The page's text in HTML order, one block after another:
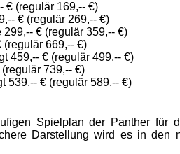
€ (regulär 169,-- €)
€ (regulär 269,-- €)
€ (regulär 359,-- €)
(regulär 669,-- €)
459,-- € (regulär 499,-- €)
739,-- €)
539,-- € (regulär 589,-- €)
Spielplan der Panther für
Darstellung wird es in den